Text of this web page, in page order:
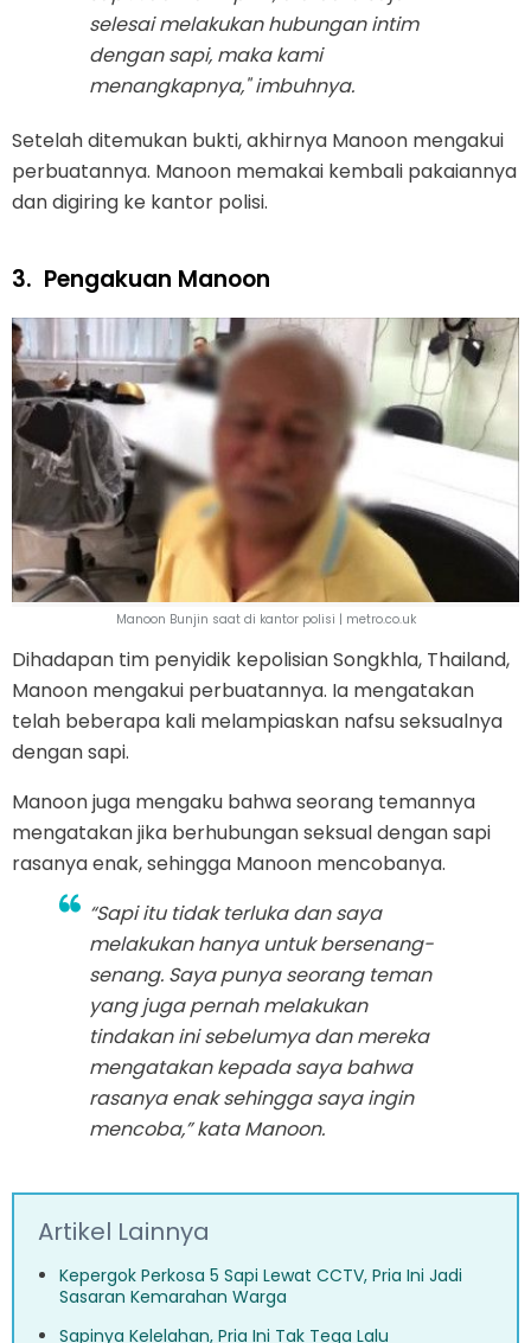
selesai melakukan hubungan intim
dengan sapi, maka kami
menangkapnya," imbuhnya.
Setelah ditemukan bukti, akhirnya Manoon mengakui
perbuatannya. Manoon memakai kembali pakaiannya
dan digiring ke kantor polisi.
3. Pengakuan Manoon
Manoon Bunjin saat di kantor polisi | metro.co.uk
Dihadapan tim penyidik kepolisian Songkhla, Thailand,
Manoon mengakui perbuatannya. Ia mengatakan
telah beberapa kali melampiaskan nafsu seksualnya
dengan sapi.
Manoon juga mengaku bahwa seorang temannya
mengatakan jika berhubungan seksual dengan sapi
rasanya enak, sehingga Manoon mencobanya.
“Sapi itu tidak terluka dan saya
melakukan hanya untuk bersenang-
senang. Saya punya seorang teman
yang juga pernah melakukan
tindakan ini sebelumya dan mereka
mengatakan kepada saya bahwa
rasanya enak sehingga saya ingin
mencoba,” kata Manoon.
Artikel Lainnya
Kepergok Perkosa 5 Sapi Lewat CCTV, Pria Ini Jadi
Sasaran Kemarahan Warga
Sapinya Kelelahan, Pria Ini Tak Tega Lalu